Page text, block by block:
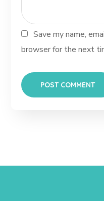
Save my name,
browser for the next